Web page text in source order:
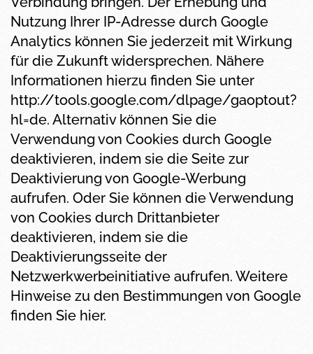
Nutzung Ihrer IP-Adresse durch Google
Analytics können Sie jederzeit mit Wirkung
für die Zukunft widersprechen. Nähere
Informationen hierzu finden Sie unter
http://tools.google.com/dlpage/gaoptout?
hl=de. Alternativ können Sie die
Verwendung von Cookies durch Google
deaktivieren, indem sie die Seite zur
Deaktivierung von Google-Werbung
aufrufen. Oder Sie können die Verwendung
von Cookies durch Drittanbieter
deaktivieren, indem sie die
Deaktivierungsseite der
Netzwerkwerbeinitiative aufrufen. Weitere
Hinweise zu den Bestimmungen von Google
finden Sie hier.